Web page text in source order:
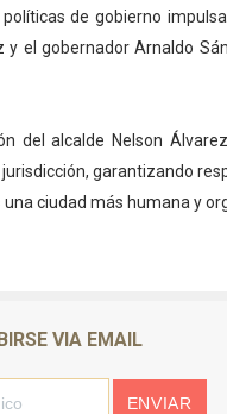
de gobierno
y el gobernador Arnaldo
del alcalde Nelson
garantizando
ciudad más humana y
VIA EMAIL